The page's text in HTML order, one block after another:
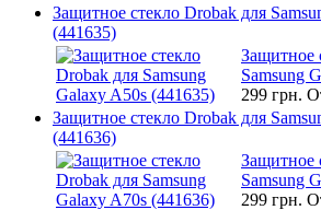
Защитное стекло Drobak для
(441635)
Защитное
Samsung
299 грн.
Защитное стекло Drobak для
(441636)
Защитное
Samsung
299 грн.